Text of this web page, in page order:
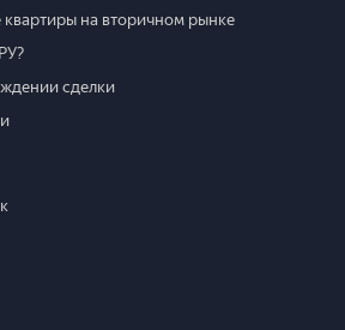
на вторичном рынке
сделки